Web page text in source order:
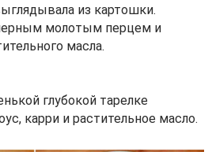
из картошки.
молотым перцем и
масла.
глубокой тарелке
карри и растительное масло.